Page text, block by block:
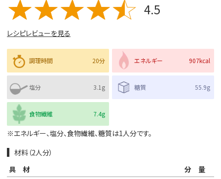
4.5
レシピレビューを見る
調理時間 20分 エネルギー 907kcal
塩分 3.1g 糖質 55.9g
食物繊維 7.4g
※エネルギー、塩分、食物繊維、糖質は1人分です。
材料（2人分）
具材
分量